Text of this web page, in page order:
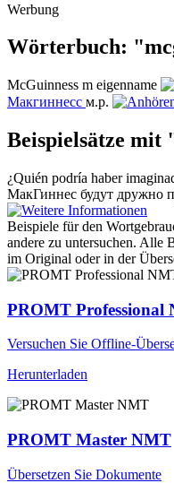
Werbung
Wörterbuch:
McGuinness m eigenname
Макгиннесс м.р.
Beispielsätze mit
¿Quién podría haber
МакГиннес будут дружно
Beispiele für den
andere zu untersuchen. Alle
im Original oder in der
PROMT Professional
Versuchen Sie Offline-
Herunterladen
PROMT Master NMT
Übersetzen Sie Dokumente